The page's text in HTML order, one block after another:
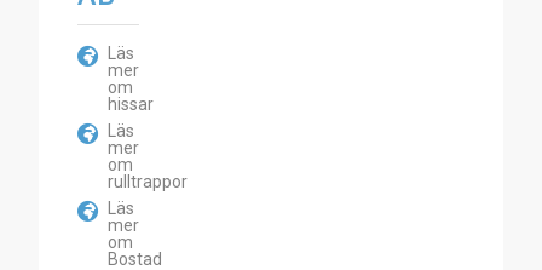
Läs
mer
om
hissar
Läs
mer
om
rulltrappor
Läs
mer
om
Bostad